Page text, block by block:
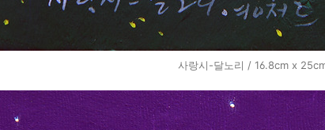
사랑시-달노리 / 16.8cm x